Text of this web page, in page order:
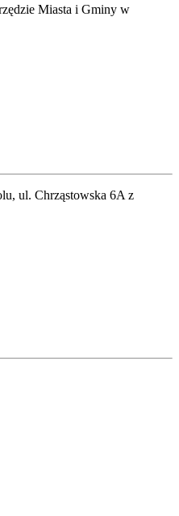
Miasta i Gminy w
ul. Chrząstowska 6A z